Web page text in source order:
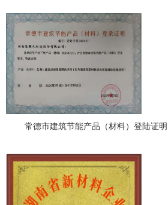
常德市建筑节能产品（材料）登陆证明